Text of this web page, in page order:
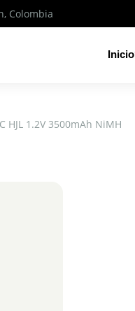
Colombia
Inicio
HJL 1.2V 3500mAh NiMH